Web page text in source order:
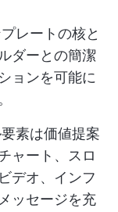
レートの核と
ダーとの簡潔
ョンを可能に
素は価値提案
ャート、スロ
デオ、インフ
ッセージを充